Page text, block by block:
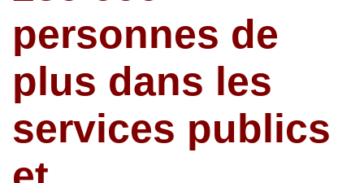
personnes de
plus dans les
services publics